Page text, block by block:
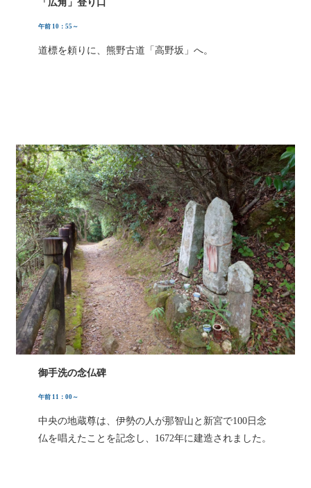
「広角」登り口
午前 10：55～
道標を頼りに、熊野古道「高野坂」へ。
御手洗の念仏碑
午前 11：00～
中央の地蔵尊は、伊勢の人が那智山と新宮で100日念
仏を唱えたことを記念し、1672年に建造されました。